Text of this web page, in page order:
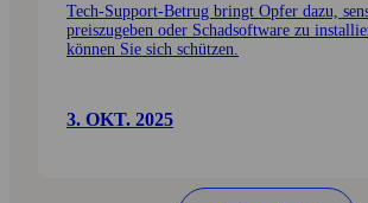
Tech-Support-Betrug bringt Opfer dazu,
preiszugeben oder Schadsoftware zu
können Sie sich schützen.
3. OKT. 2025